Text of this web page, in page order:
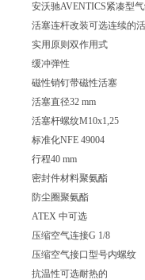
安沃驰AVENTICS紧凑型
活塞连杆改装可选连续的
实用原则双作用式
缓冲弹性
磁性销钉带磁性活塞
活塞直径32 mm
活塞杆螺纹M10x1,25
标准化NFE 49004
行程40 mm
密封件材料聚氨酯
防尘圈聚氨酯
ATEX 中可选
压缩空气连接G 1/8
压缩空气接口型号内螺纹
抗温性可选耐热的